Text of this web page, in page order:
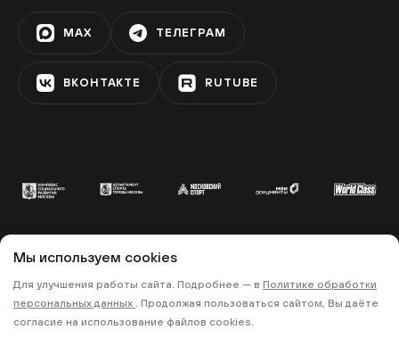
MAX ТЕЛЕГРАМ
ВКОНТАКТЕ RUTUBE
© 2022 «МОСКОВСКИЙ СПОРТ»
• ПОЛИТИКА КОНФИДЕНЦИАЛЬНОСТИ •
ПРАВИЛА ЗАПИСИ НА ТРЕНИРОВКИ
Мы используем cookies
Для улучшения работы сайта. Подробнее — в Политике обработки
персональных данных . Продолжая пользоваться сайтом, Вы даёте
согласие на использование файлов cookies.